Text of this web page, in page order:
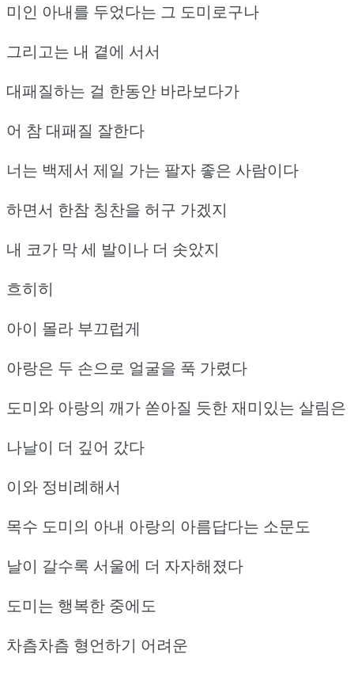
미인 아내를 두었다는 그 도미로구나
그리고는 내 곁에 서서
대패질하는 걸 한동안 바라보다가
어 참 대패질 잘한다
너는 백제서 제일 가는 팔자 좋은 사람이다
하면서 한참 칭찬을 허구 가겠지
내 코가 막 세 발이나 더 솟았지
흐히히
아이 몰라 부끄럽게
아랑은 두 손으로 얼굴을 푹 가렸다
도미와 아랑의 깨가 쏟아질 듯한 재미있는 살림은
나날이 더 깊어 갔다
이와 정비례해서
목수 도미의 아내 아랑의 아름답다는 소문도
날이 갈수록 서울에 더 자자해졌다
도미는 행복한 중에도
차츰차츰 형언하기 어려운